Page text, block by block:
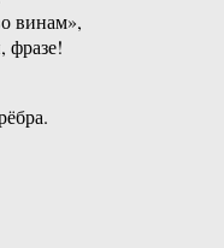
винам»,
фразе!